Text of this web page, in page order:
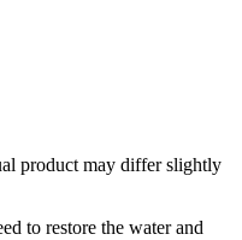
product may differ slightly
to restore the water and